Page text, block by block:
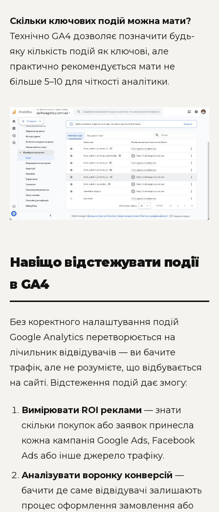
Скільки ключових подій можна мати?
Технічно GA4 дозволяє позначити будь-
яку кількість подій як ключові, але
практично рекомендується мати не
більше 5–10 для чіткості аналітики.
Навіщо відстежувати події
в GA4
Без коректного налаштування подій
Google Analytics перетворюється на
лічильник відвідувачів — ви бачите
трафік, але не розумієте, що відбувається
на сайті. Відстеження подій дає змогу:
Вимірювати ROI реклами — знати
скільки покупок або заявок принесла
кожна кампанія Google Ads, Facebook
Ads або інше джерело трафіку.
Аналізувати воронку конверсій —
бачити де саме відвідувачі залишають
процес оформлення замовлення або